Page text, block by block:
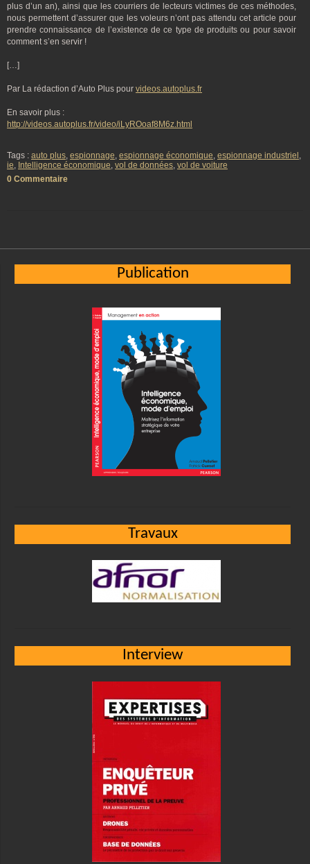
plus d’un an), ainsi que les courriers de lecteurs victimes de ces méthodes,
nous permettent d’assurer que les voleurs n’ont pas attendu cet article pour
prendre connaissance de l’existence de ce type de produits ou pour savoir
comment s’en servir !
[…]
Par La rédaction d’Auto Plus pour videos.autoplus.fr
En savoir plus :
http://videos.autoplus.fr/video/iLyROoaf8M6z.html
Tags : auto plus, espionnage, espionnage économique, espionnage industriel ,
ie, Intelligence économique, vol de données, vol de voiture
0 Commentaire
Publication
Travaux
Interview